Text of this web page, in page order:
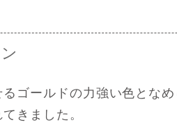
ゴールドの力強い色となめ
きました。